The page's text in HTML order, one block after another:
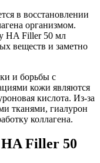
в восстановлении
организмом.
HA Filler 50 мл
веществ и заметно
и борьбы с
кожи являются
кислота. Из-за
тканями, гиалурон
коллагена.
Filler 50